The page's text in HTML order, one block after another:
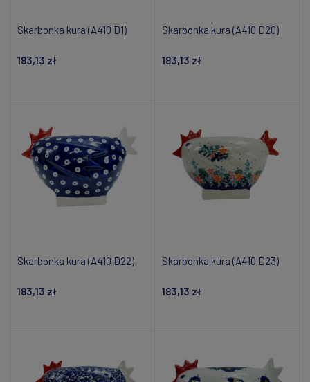
Skarbonka kura (A410 D1)
183,13 zł
Skarbonka kura (A410 D20)
183,13 zł
Skarbonka kura (A410 D22)
183,13 zł
Skarbonka kura (A410 D23)
183,13 zł